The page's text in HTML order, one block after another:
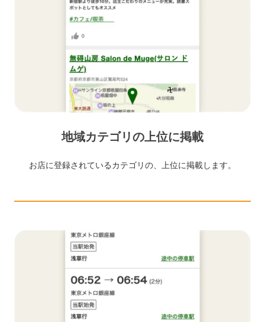
地域カテゴリの上位に掲載
お店に登録されているカテゴリの、上位に掲載します。